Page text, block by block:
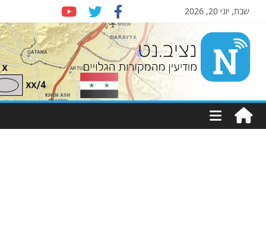
שבת, יוני 20, 2026
Nziv.net
מודיעין
מהמקורות